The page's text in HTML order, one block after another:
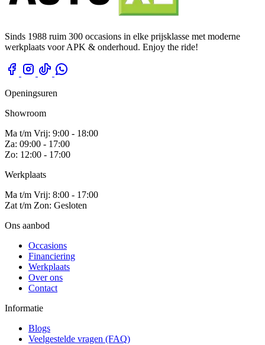
Sinds 1988 ruim 300 occasions in elke prijsklasse met moderne
werkplaats voor APK & onderhoud. Enjoy the ride!
Openingsuren
Showroom
Ma t/m Vrij: 9:00 - 18:00
Za: 09:00 - 17:00
Zo: 12:00 - 17:00
Werkplaats
Ma t/m Vrij: 8:00 - 17:00
Zat t/m Zon: Gesloten
Ons aanbod
Occasions
Financiering
Werkplaats
Over ons
Contact
Informatie
Blogs
Veelgestelde vragen (FAQ)